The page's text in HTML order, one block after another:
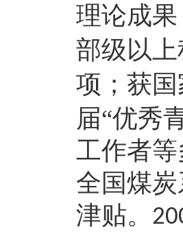
理论成
部级以
项；获
届“优秀
工作者
全国煤
津贴。